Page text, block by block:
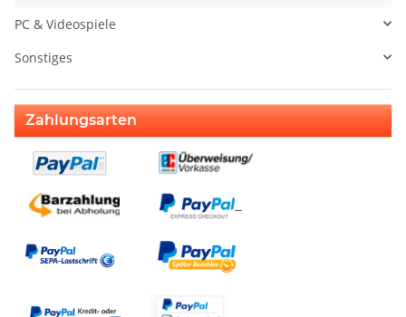
PC & Videospiele
Sonstiges
Zahlungsarten